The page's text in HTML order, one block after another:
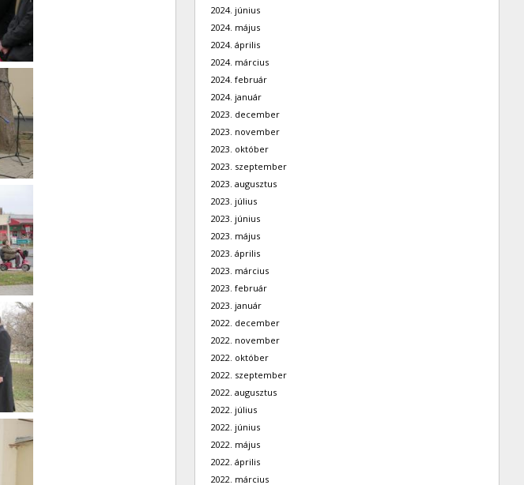
2024. június
2024. május
2024. április
2024. március
2024. február
2024. január
2023. december
2023. november
2023. október
2023. szeptember
2023. augusztus
2023. július
2023. június
2023. május
2023. április
2023. március
2023. február
2023. január
2022. december
2022. november
2022. október
2022. szeptember
2022. augusztus
2022. július
2022. június
2022. május
2022. április
2022. március